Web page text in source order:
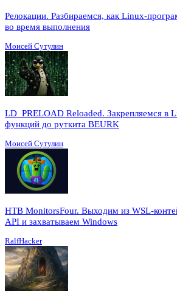
Релокации. Разбираемся, как Linux-
во время выполнения
Моисей Сутулин
LD_PRELOAD Reloaded. Закрепляемся в
функций до руткита BEURK
Моисей Сутулин
HTB MonitorsFour. Выходим из WSL-
API и захватываем Windows
RalfHacker